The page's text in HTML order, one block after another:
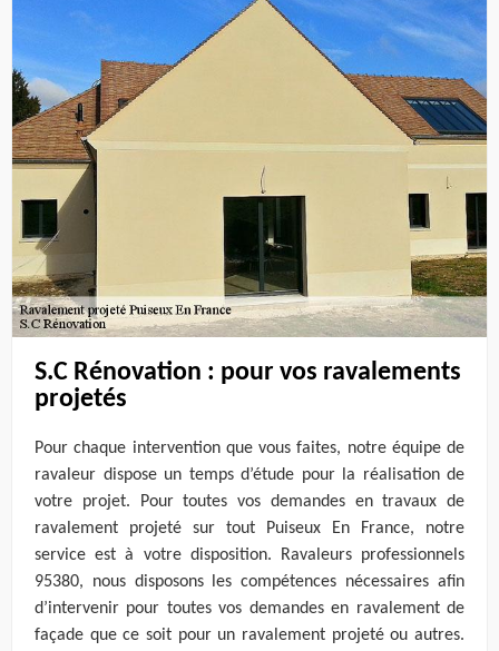
S.C Rénovation : pour vos ravalements
projetés
Pour chaque intervention que vous faites, notre équipe de
ravaleur dispose un temps d’étude pour la réalisation de
votre projet. Pour toutes vos demandes en travaux de
ravalement projeté sur tout Puiseux En France, notre
service est à votre disposition. Ravaleurs professionnels
95380, nous disposons les compétences nécessaires afin
d’intervenir pour toutes vos demandes en ravalement de
façade que ce soit pour un ravalement projeté ou autres.